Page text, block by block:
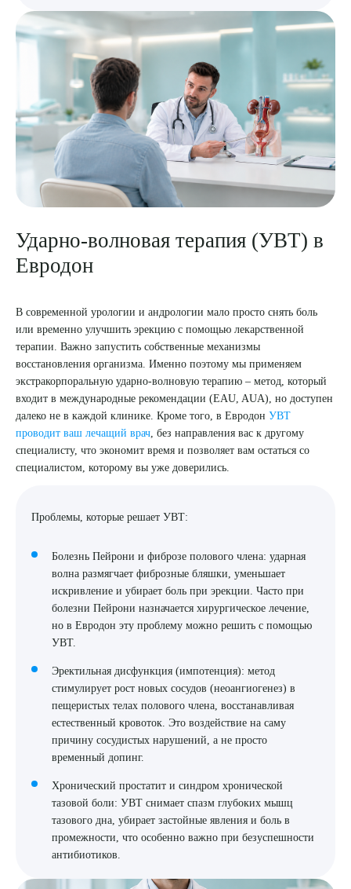
Ударно-волновая терапия (УВТ) в
Евродон
В современной урологии и андрологии мало просто снять боль
или временно улучшить эрекцию с помощью лекарственной
терапии. Важно запустить собственные механизмы
восстановления организма. Именно поэтому мы применяем
экстракорпоральную ударно-волновую терапию – метод, который
входит в международные рекомендации (EAU, AUA), но доступен
далеко не в каждой клинике. Кроме того, в Евродон УВТ
проводит ваш лечащий врач , без направления вас к другому
специалисту, что экономит время и позволяет вам остаться со
специалистом, которому вы уже доверились.
Проблемы, которые решает УВТ:
Болезнь Пейрони и фиброзе полового члена: ударная
волна размягчает фиброзные бляшки, уменьшает
искривление и убирает боль при эрекции. Часто при
болезни Пейрони назначается хирургическое лечение,
но в Евродон эту проблему можно решить с помощью
УВТ.
Эректильная дисфункция (импотенция): метод
стимулирует рост новых сосудов (неоангиогенез) в
пещеристых телах полового члена, восстанавливая
естественный кровоток. Это воздействие на саму
причину сосудистых нарушений, а не просто
временный допинг.
Хронический простатит и синдром хронической
тазовой боли: УВТ снимает спазм глубоких мышц
тазового дна, убирает застойные явления и боль в
промежности, что особенно важно при безуспешности
антибиотиков.
Я даю согласие наобработку персональных данных
Выберите сопутствующую услугу